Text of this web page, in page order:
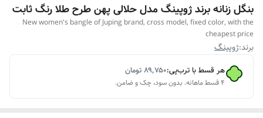
بنگل زنانه برند ژوپینگ مدل حلالی پهن طرح طلا رنگ ثابت
New women's bangle of Juping brand, cross model, fixed color, with the
cheapest price
برند:ژوپینگ
هر قسط با ترب‌پی:۸۹٬۷۵۰تومان
۴ قسط ماهانه. بدون سود، چک و ضامن.